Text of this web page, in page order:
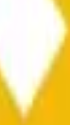
or equal to
at
https://
other sources or